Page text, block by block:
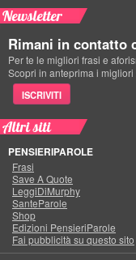
Newsletter
Rimani in contatto
Per te le migliori frasi e
Scopri in anteprima i
ISCRIVITI
Altri siti
PENSIERIPAROLE
Frasi
Save A Quote
LeggiDiMurphy
SanteParole
Shop
Edizioni PensieriParole
Fai pubblicità su questo sito